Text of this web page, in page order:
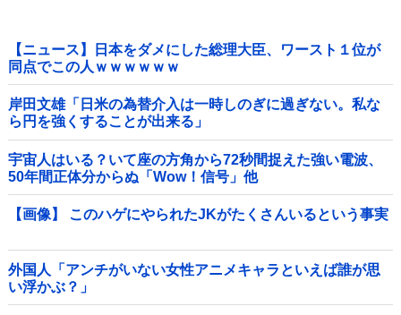
【ニュース】日本をダメにした総理大臣、ワースト１位が
同点でこの人ｗｗｗｗｗｗ
岸田文雄「日米の為替介入は一時しのぎに過ぎない。私な
ら円を強くすることが出来る」
宇宙人はいる？いて座の方角から72秒間捉えた強い電波、
50年間正体分からぬ「Wow！信号」他
【画像】 このハゲにやられたJKがたくさんいるという事実
外国人「アンチがいない女性アニメキャラといえば誰が思
い浮かぶ？」